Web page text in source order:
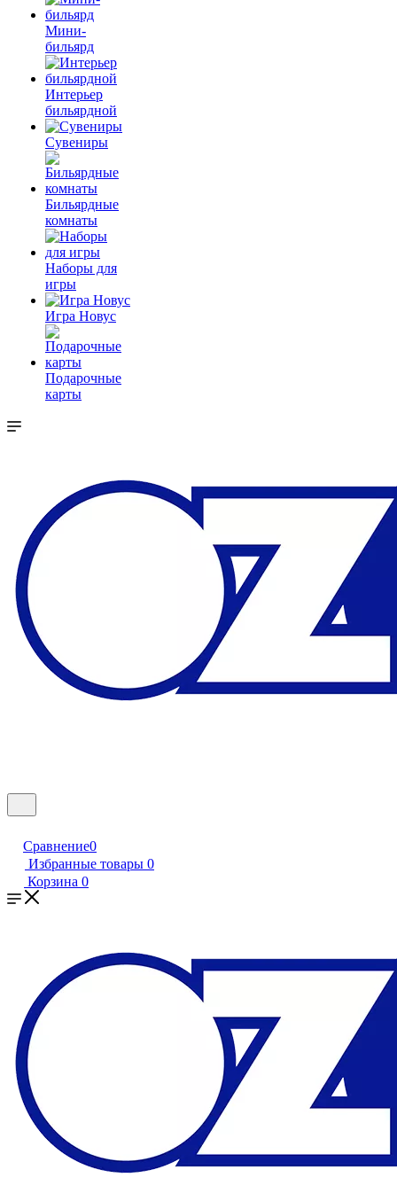
Мини-
бильярд
Интерьер
бильярдной
Сувениры
Бильярдные
комнаты
Наборы для
игры
Игра Новус
Подарочные
карты
Сравнение0
Избранные товары 0
Корзина 0